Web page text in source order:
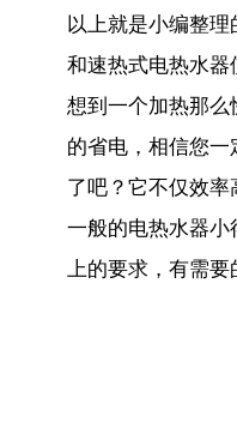
以上就是小编整
和速热式电热水
想到一个加热那么
的省电，相信您
了吧？它不仅效
一般的电热水器
上的要求，有需要